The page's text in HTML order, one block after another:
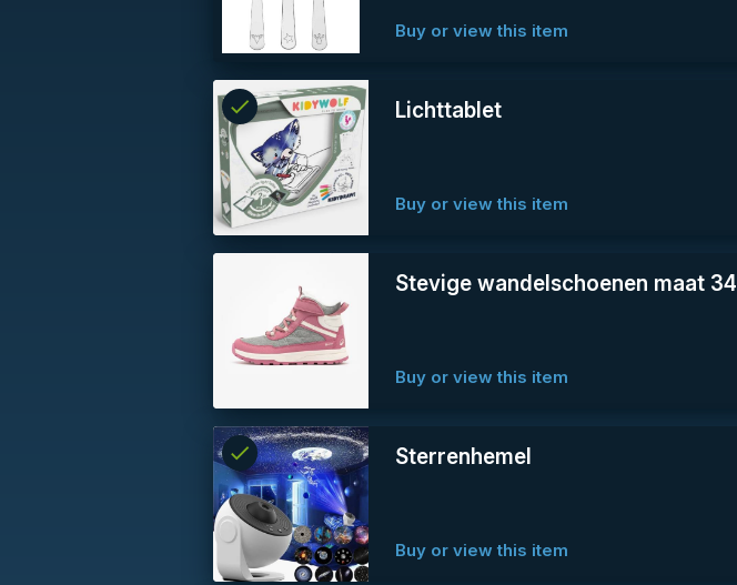
Buy or view this item
Lichttablet
Buy or view this item
check
info
Reserved
Stevige wandelschoenen maat 34
Buy or view this item
Sterrenhemel
Buy or view this item
check
info
Reserved